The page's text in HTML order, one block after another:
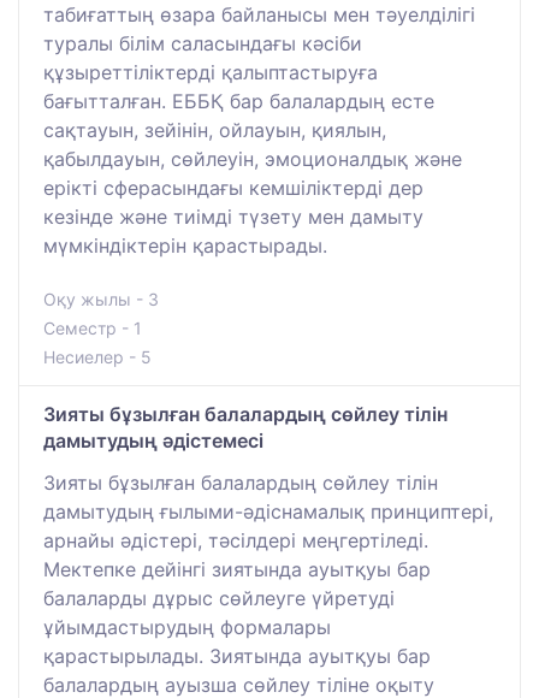
табиғаттың өзара байланысы мен тәуелділігі
туралы білім саласындағы кәсіби
құзыреттіліктерді қалыптастыруға
бағытталған. ЕББҚ бар балалардың есте
сақтауын, зейінін, ойлауын, қиялын,
қабылдауын, сөйлеуін, эмоционалдық және
ерікті сферасындағы кемшіліктерді дер
кезінде және тиімді түзету мен дамыту
мүмкіндіктерін қарастырады.
Оқу жылы - 3
Семестр - 1
Несиелер - 5
Зияты бұзылған балалардың сөйлеу тілін
дамытудың әдістемесі
Зияты бұзылған балалардың сөйлеу тілін
дамытудың ғылыми-әдіснамалық принциптері,
арнайы әдістері, тәсілдері меңгертіледі.
Мектепке дейінгі зиятында ауытқуы бар
балаларды дұрыс сөйлеуге үйретуді
ұйымдастырудың формалары
қарастырылады. Зиятында ауытқуы бар
балалардың ауызша сөйлеу тіліне оқыту